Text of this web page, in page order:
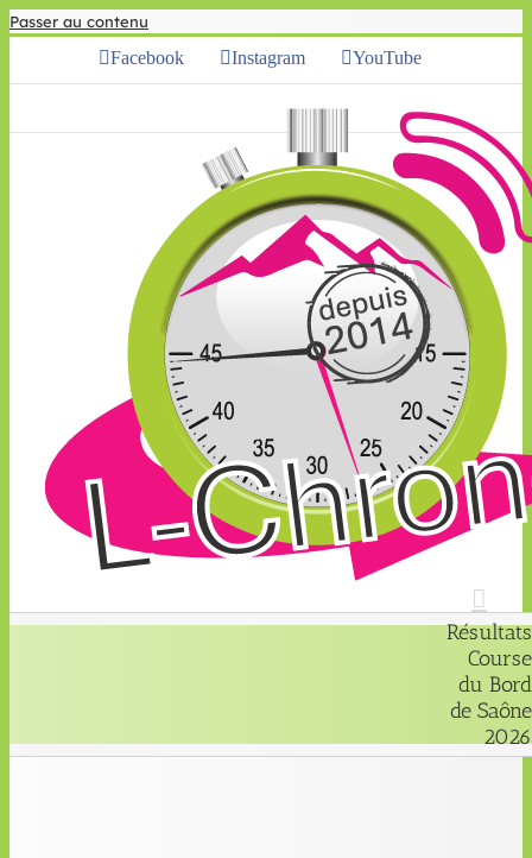
Passer au contenu
Facebook Instagram YouTube
Résultats
Course
du Bord
de Saône
2026